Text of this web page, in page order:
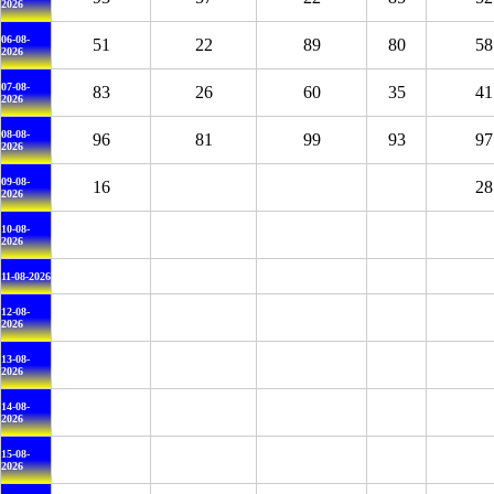
2026
06-08-
2026
51 22 89 80 58
07-08-
2026
83 26 60 35 41
08-08-
2026
96 81 99 93 97
09-08-
2026
16 28
10-08-
2026
11-08-2026
12-08-
2026
13-08-
2026
14-08-
2026
15-08-
2026